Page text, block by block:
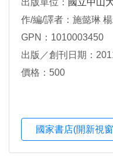
出版單位： 國立中山
作/編/譯者：施懿琳 楊
GPN：1010003450
出版／創刊日期：
價格：500
國家書店(開新視